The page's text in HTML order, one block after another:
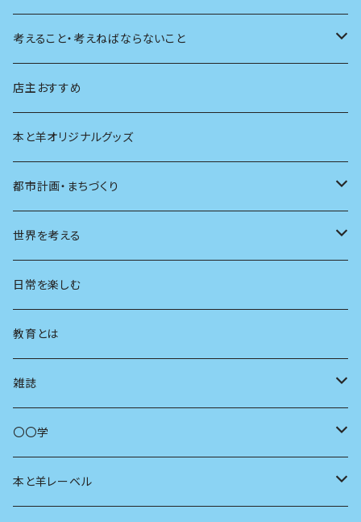
天体
生物
考えること・考えねばならないこと
創元社 シリーズ「あいだで考える」
店主おすすめ
本と羊オリジナルグッズ
都市計画・まちづくり
都市
地方
まちづくり
コミュニティ
商いとは
世界を考える
思想
日常を楽しむ
教育とは
雑誌
母の友
ユリイカ
〇〇学
動物
本と羊レーベル